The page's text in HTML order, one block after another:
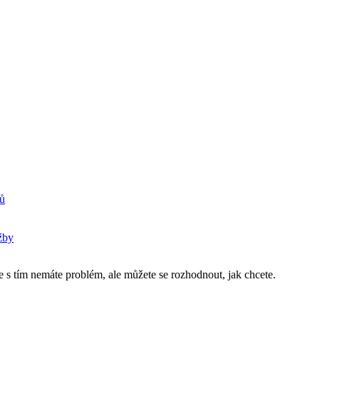
tím nemáte problém, ale můžete se rozhodnout, jak chcete.